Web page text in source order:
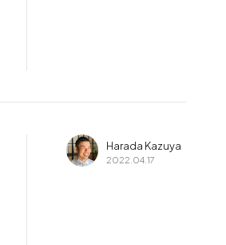
Harada Kazuya
2022.04.17